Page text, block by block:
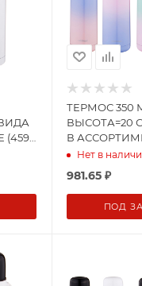
ТЕРМОС 350
ВЫСОТА=20
В
304)Нет в
981.65₽
ПОД